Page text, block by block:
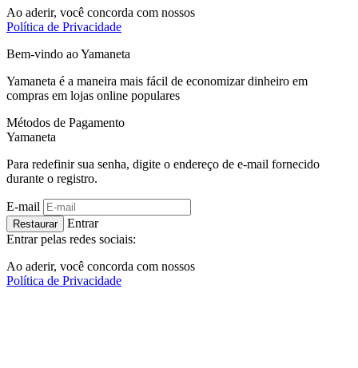
Ao aderir, você concorda com nossos
Política de Privacidade
Bem-vindo aoYamaneta
Yamaneta é a maneira mais fácil de economizar dinheiro em
compras em lojas online populares
Métodos de Pagamento
Yamaneta
Para redefinir sua senha, digite o endereço de e-mail fornecido
durante o registro.
E-mail
Restaurar
Entrar
Entrar pelas redes sociais:
Ao aderir, você concorda com nossos
Política de Privacidade